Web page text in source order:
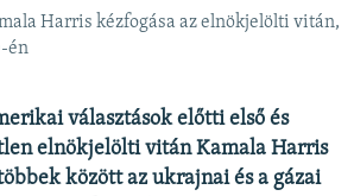
RL weboldal
Harris kézfogása az elnökjelölti vitán,
én
választások előtti első és
elnökjelölti vitán Kamala Harris
között az ukrajnai és a gázai